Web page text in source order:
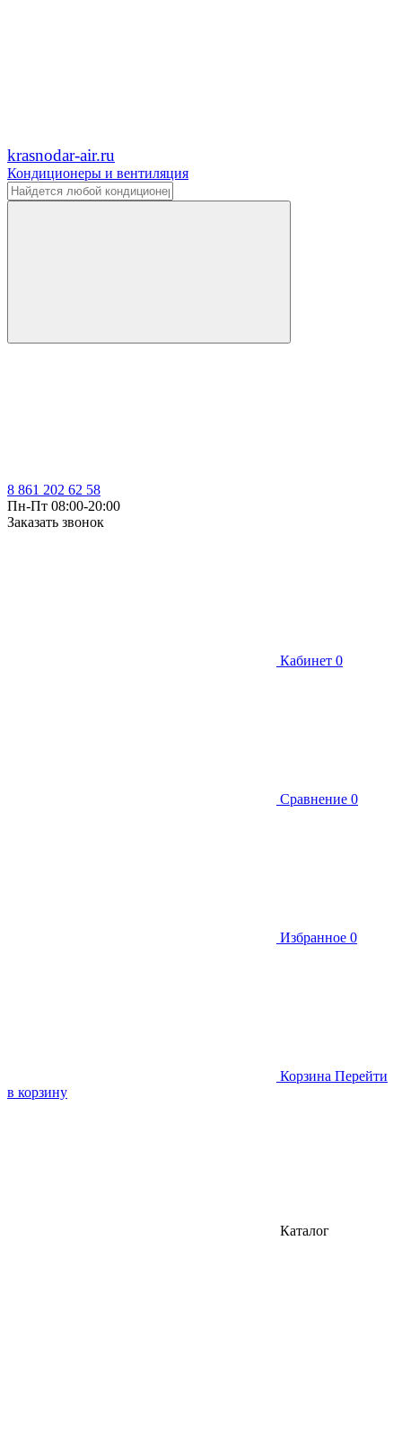
krasnodar-air.ru
Кондиционеры и вентиляция
8 861 202 62 58
Пн-Пт 08:00-20:00
Заказать звонок
Кабинет 0
Сравнение 0
Избранное 0
Корзина Перейти
в корзину
Каталог